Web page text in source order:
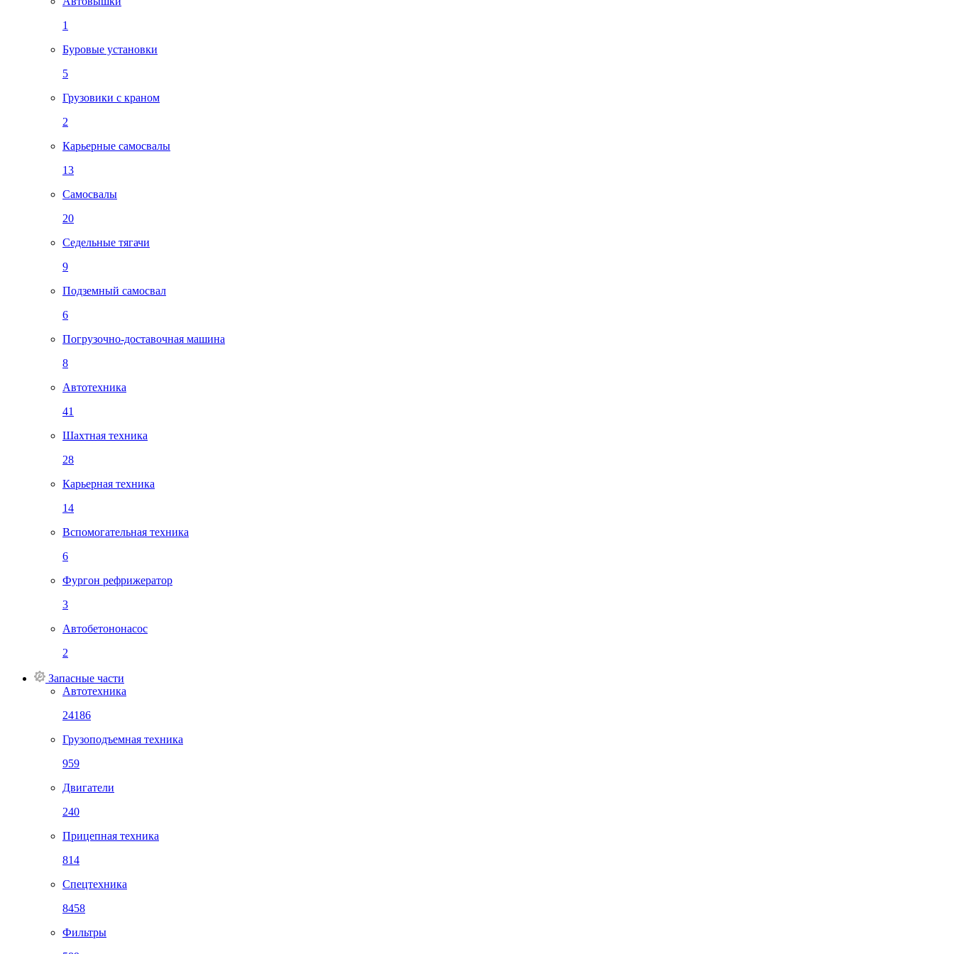
1
Буровые установки
5
Грузовики с краном
2
Карьерные самосвалы
13
Самосвалы
20
Седельные тягачи
9
Подземный самосвал
6
Погрузочно-доставочная машина
8
Автотехника
41
Шахтная техника
28
Карьерная техника
14
Вспомогательная техника
6
Фургон рефрижератор
3
Автобетононасос
2
Запасные части
Автотехника
24186
Грузоподъемная техника
959
Двигатели
240
Прицепная техника
814
Спецтехника
8458
Фильтры